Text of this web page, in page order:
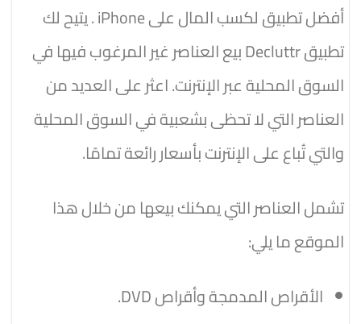
أفضل تطبيق لكسب المال على iPhone . يتيح لك
تطبيق Decluttr بيع العناصر غير المرغوب فيها في
السوق المحلية عبر الإنترنت. اعثر على العديد من
العناصر التي لا تحظى بشعبية في السوق المحلية
والتي تُباع على الإنترنت بأسعار رائعة تمامًا.
تشمل العناصر التي يمكنك بيعها من خلال هذا
الموقع ما يلي:
الأقراص المدمجة وأقراص DVD.